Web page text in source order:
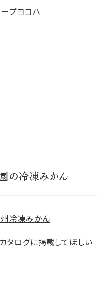
の冷凍みかん
タログに掲載してほしい